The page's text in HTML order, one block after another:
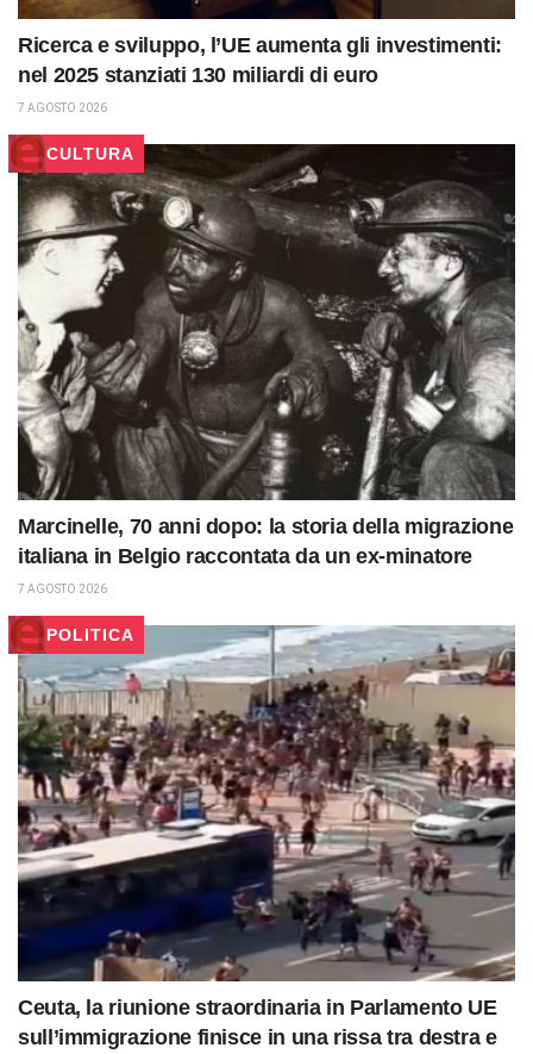
Ricerca e sviluppo, l’UE aumenta gli investimenti:
nel 2025 stanziati 130 miliardi di euro
7 AGOSTO 2026
CULTURA
Marcinelle, 70 anni dopo: la storia della migrazione
italiana in Belgio raccontata da un ex-minatore
7 AGOSTO 2026
POLITICA
Ceuta, la riunione straordinaria in Parlamento UE
sull’immigrazione finisce in una rissa tra destra e